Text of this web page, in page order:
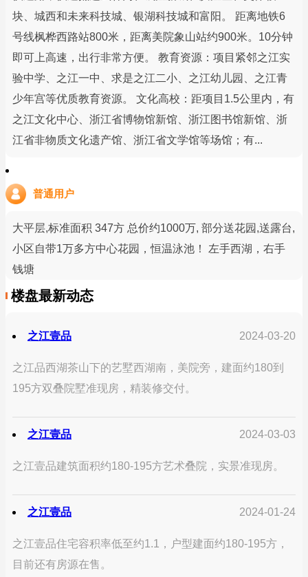
块、城西和未来科技城、银湖科技城和富阳。 距离地铁6
号线枫桦西路站800米，距离美院象山站约900米。10分钟
即可上高速，出行非常方便。 教育资源：项目紧邻之江实
验中学、之江一中、求是之江二小、之江幼儿园、之江青
少年宫等优质教育资源。 文化高校：距项目1.5公里内，有
之江文化中心、浙江省博物馆新馆、浙江图书馆新馆、浙
江省非物质文化遗产馆、浙江省文学馆等场馆；有...
普通用户
大平层,标准面积 347方 总价约1000万, 部分送花园,送露台,
小区自带1万多方中心花园，恒温泳池！ 左手西湖，右手
钱塘
楼盘最新动态
之江壹品 2024-03-20
之江品西湖茶山下的艺墅西湖南，美院旁，建面约180到
195方双叠院墅准现房，精装修交付。
之江壹品 2024-03-03
之江壹品建筑面积约180-195方艺术叠院，实景准现房。
之江壹品 2024-01-24
之江壹品住宅容积率低至约1.1，户型建面约180-195方，
目前还有房源在售。